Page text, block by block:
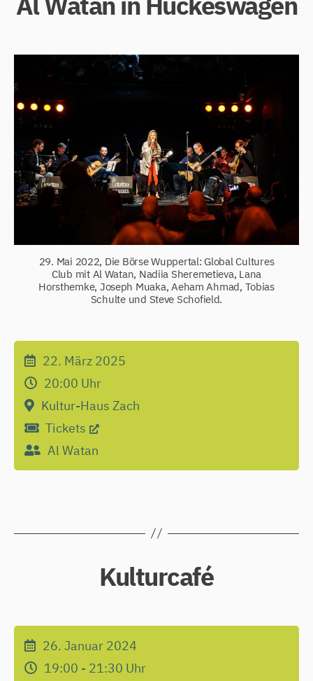
29. Mai 2022, Die Börse Wuppertal: Global Cultures
Club mit Al Watan, Nadiia Sheremetieva, Lana
Horsthemke, Joseph Muaka, Aeham Ahmad, Tobias
Schulte und Steve Schofield.
22. März 2025
20:00 Uhr
Kultur-Haus Zach
Tickets
Al Watan
Kulturcafé
26. Januar 2024
19:00 - 21:30 Uhr